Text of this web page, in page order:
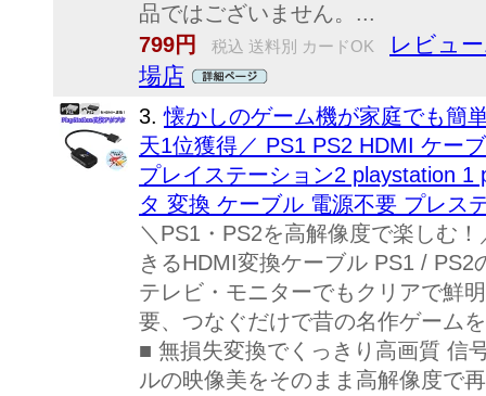
品ではございません。...
799円
税込 送料別 カードOK
レビュ
場店
3.懐かしのゲーム機が家庭でも簡
天1位獲得／ PS1 PS2 HDMI ケー
プレイステーション2 playstation
タ 変換 ケーブル 電源不要 プレス
＼PS1・PS2を高解像度で楽しむ
きるHDMI変換ケーブル PS1 /
テレビ・モニターでもクリアで鮮
要、つなぐだけで昔の名作ゲーム
■ 無損失変換でくっきり高画質 信
ルの映像美をそのまま高解像度で